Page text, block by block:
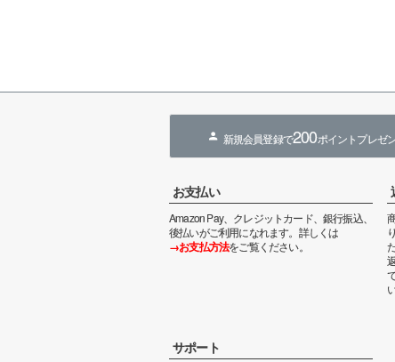
新規会員登録で200ポイントプレゼ
お支払い
Amazon Pay、クレジットカード、銀行振込、
後払いがご利用になれます。詳しくは
→お支払方法をご覧ください。
サポート